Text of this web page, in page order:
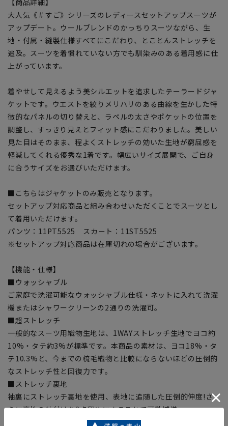
大人気《＃すご》シリーズのレディースセットアップスーツが
アップデート。ウールブレンドのかっちりスーツながら、生
地・付属・縫製仕様すべてにこだわり、とことんストレッチを
追及。スーツを着慣れていない方でも馴染みのある着用感に仕
上がっています。
着やせして見えるよう美シルエットを追求したテーラードジャ
ケットです。ウエストを絞りメリハリのある曲線を生かした特
徴的なパネルの切り替えと、ラペルの太さやポケットの位置を
調整し、すっきり見えとフィット感にこだわりました。美しい
見た目はそのまま、程よくストレッチの効いた生地が窮屈感を
軽減してくれる優秀な1着です。幅広いサイズ展開で、ご自身
に合うサイズをお選びいただけます。
■こちらはジャケットのみ販売となります。
セットアップ対応商品と組み合わせいただくことでスーツとし
て着用いただけます。
パンツ：11PT5525 スカート：11ST5525
※セットアップ対応商品は在庫切れの場合がございます。
【機能・仕様】
■ウォッシャブル
ご家庭で洗濯可能なウォッシャブル仕様・ネットに入れて洗濯
機またはシャワークリーンの2通りの洗濯可。
■超ストレッチ
一般的なスーツ用織物生地は、1WAYストレッチ生地でヨコ約
10%・タテ約3%が標準です。本商品の素材は、ヨコ18%・タ
テ10.3%と、今までの梳毛織物と比較にならないほどの圧倒的
なストレッチ性と回復力です。
■ストレッチ裏地
袖裏にストレッチ裏地を使用、表地に追随した圧倒的伸度!さ
らに裏地の袖付けを2点留めにすることで可動域増。